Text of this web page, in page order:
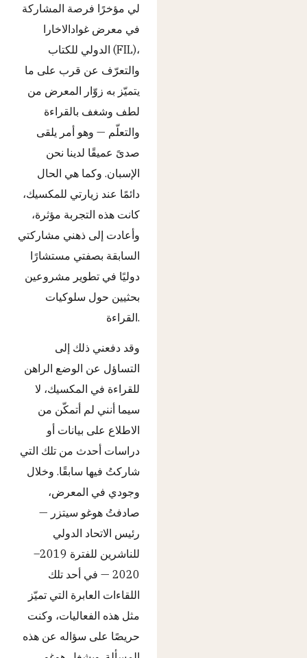
لي مؤخرًا فرصة المشاركة
في معرض غوادالاخارا
الدولي للكتاب (FIL)،
والتعرّف عن قرب على ما
يتميّز به زوّار المعرض من
لطف وشغف بالقراءة
والتعلّم — وهو أمر يلقى
صدىً عميقًا لدينا نحن
الإسبان. وكما هي الحال
دائمًا عند زيارتي للمكسيك،
كانت هذه التجربة مؤثرة،
وأعادت إلى ذهني مشاركتي
السابقة بصفتي مستشارًا
دوليًا في تطوير مشروعين
بحثيين حول سلوكيات
القراءة.
وقد دفعني ذلك إلى
التساؤل عن الوضع الراهن
للقراءة في المكسيك، لا
سيما أنني لم أتمكّن من
الاطلاع على بيانات أو
دراسات أحدث من تلك التي
شاركتُ فيها سابقًا. وخلال
وجودي في المعرض،
صادفتُ هوغو سيتزر —
رئيس الاتحاد الدولي
للناشرين للفترة 2019–
2020 — في أحد تلك
اللقاءات العابرة التي تميّز
مثل هذه الفعاليات، وكنت
حريصًا على سؤاله عن هذه